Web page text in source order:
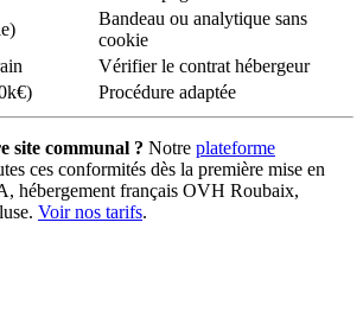
Bandeau ou analytique sans
cookie
Vérifier le contrat hébergeur
Procédure adaptée
site communal ? Notre plateforme
ces conformités dès la première mise en
hébergement français OVH Roubaix,
Voir nos tarifs.